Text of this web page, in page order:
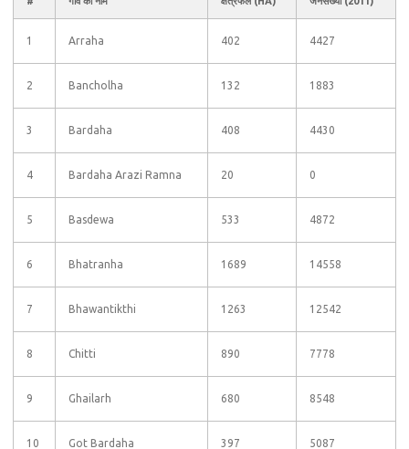
1 Arraha 402 4427
2 Bancholha 132 1883
3 Bardaha 408 4430
4 Bardaha Arazi Ramna 20 0
5 Basdewa 533 4872
6 Bhatranha 1689 14558
7 Bhawantikthi 1263 12542
8 Chitti 890 7778
9 Ghailarh 680 8548
10 Got Bardaha 397 5087